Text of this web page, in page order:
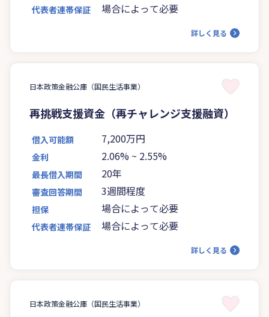
代表者連帯保証 場合によって必要
詳しく見る
日本政策金融公庫（国民生活事業）
再挑戦支援資金（再チャレンジ支援融資）
借入可能額 7,200万円
金利 2.06% ~ 2.55%
最長借入期間 20年
審査回答期間 3週間程度
担保 場合によって必要
代表者連帯保証 場合によって必要
詳しく見る
日本政策金融公庫（国民生活事業）